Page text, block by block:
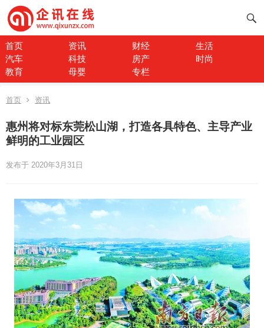
首页 资讯 财经
生活
汽车
科技 房产
时尚
教育
母婴 专栏
首页 资讯
惠州将对标东莞松山湖，打造各具特色、主导产业
鲜明的工业园区
发布于 2020年3月31日